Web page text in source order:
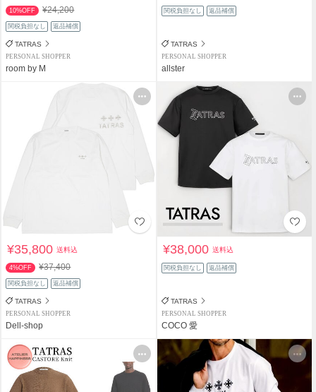
10%OFF ¥24,200
関税負担なし 返品補償
TATRAS
PERSONAL SHOPPER
room by M
関税負担なし 返品補償
TATRAS
PERSONAL SHOPPER
allster
¥35,800送料込
4%OFF ¥37,400
関税負担なし 返品補償
TATRAS
PERSONAL SHOPPER
Dell-shop
¥38,000送料込
関税負担なし 返品補償
TATRAS
PERSONAL SHOPPER
COCO 愛